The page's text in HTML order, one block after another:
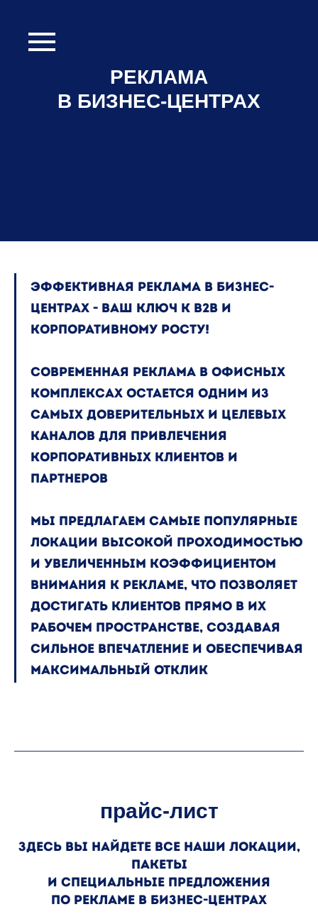
РЕКЛАМА
В БИЗНЕС-ЦЕНТРАХ
Эффективная реклама в бизнес-
центрах - Ваш ключ к B2B и
корпоративному росту!
Современная реклама в офисных
комплексах остается одним из
самых доверительных и целевых
каналов для привлечения
корпоративных клиентов и
партнеров
Мы предлагаем самые популярные
локации высокой проходимостью
и увеличенным коэффициентом
внимания к рекламе, что позволяет
достигать клиентов прямо в их
рабочем пространстве, создавая
сильное впечатление и обеспечивая
максимальный отклик
прайс-лист
здесь вы найдете все наши локации,
пакеты
и специальные предложения
ПО РЕКЛАМЕ В БИЗНЕС-ЦЕНТРАХ